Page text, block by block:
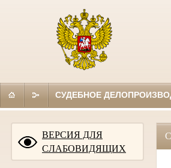
СУДЕБНОЕ
ВЕРСИЯ ДЛЯ
СЛАБОВИДЯЩИХ